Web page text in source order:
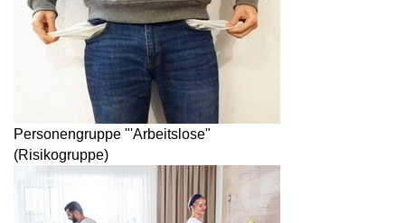
Personengruppe "'Arbeitslose"
(Risikogruppe)